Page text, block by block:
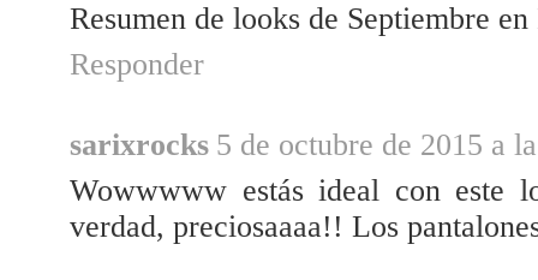
Resumen de looks de Septiembre en
Responder
sarixrocks 5 de octubre de 2015 a
Wowwwww estás ideal con
verdad, preciosaaaa!! Los